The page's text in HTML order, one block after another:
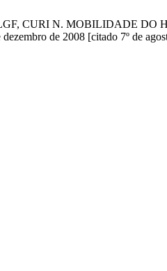
CURI N. MOBILIDADE
de 2008 [citado 7º de